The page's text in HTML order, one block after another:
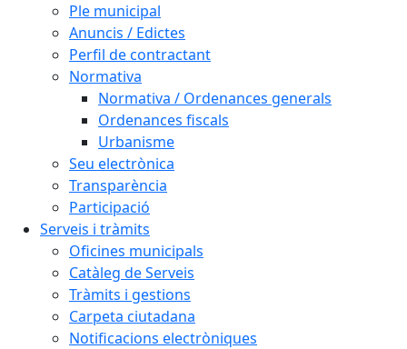
Ple municipal
Anuncis / Edictes
Perfil de contractant
Normativa
Normativa / Ordenances generals
Ordenances fiscals
Urbanisme
Seu electrònica
Transparència
Participació
Serveis i tràmits
Oficines municipals
Catàleg de Serveis
Tràmits i gestions
Carpeta ciutadana
Notificacions electròniques